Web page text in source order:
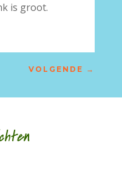
is groot.
VOLGENDE →